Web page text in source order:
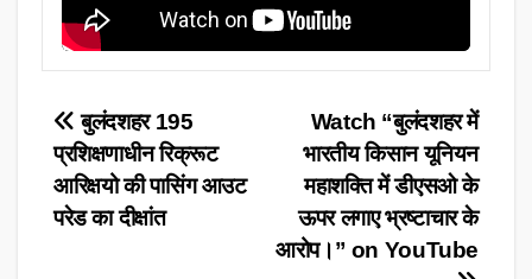
Post
navigation
Watch “बुलंदशहर में
भारतीय किसान यूनियन
महाशक्ति में डीएसओ के
ऊपर लगाए भ्रष्टाचार के
आरोप।” on YouTube
बुलंदशहर 195
प्रशिक्षणाधीन रिक्रूट
आरिक्षयो की पासिंग आउट
परेड का दीक्षांत